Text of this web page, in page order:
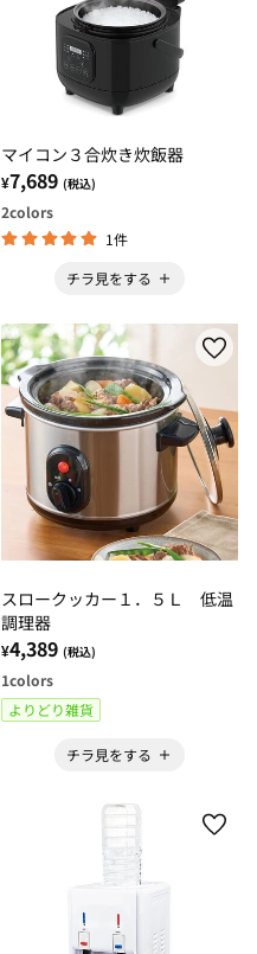
マイコン３合炊き炊飯器
¥7,689 (税込)
2colors
1件
チラ見をする
スロークッカー１．５Ｌ 低温
調理器
¥4,389 (税込)
1colors
よりどり雑貨
チラ見をする